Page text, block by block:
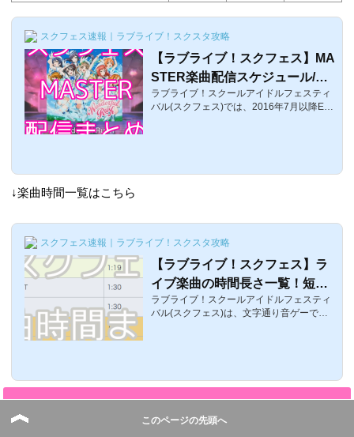
スクフェス速報｜ラブライブ！スクスタ攻略
【ラブライブ！スクフェス】MA
STER楽曲配信スケジュール/過
去配信分
ラブライブ！スクールアイドルフェスティ
バル(スクフェス)では、2016年7月以降EX
「MASTER」についてそれでは、スクフェ
るMASTERが配信されてます。MASTERは
イブ画面」から画面左...
↓楽曲時間一覧はこちら
スクフェス速報｜ラブライブ！スクスタ攻略
【ラブライブ！スクフェス】ラ
イブ楽曲の時間長さ一覧！短い
曲や長い曲
ラブライブ！スクールアイドルフェスティ
バル(スクフェス)は、文字通り音ゲーであ
が違うのです。ここでは、ライブ楽曲の曲
μ'sのライブ楽曲の時間の長さまとめです。
このページの先頭へ